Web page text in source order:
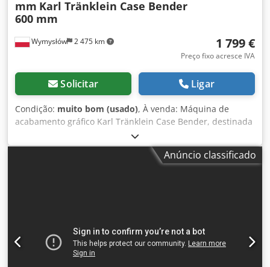
Wymysłów 2 475 km
mm Karl Tränklein Case Bender
600 mm
1 799 €
Preço fixo acresce IVA
Solicitar Ligar
Condição: muito bom (usado), À venda: Máquina de
acabamento gráfico Karl Tränklein Case Bender, destinada
à formação e curvatura dos lombos de capas de livros em
capa dura. O equipamento confere às capas o raio
adequado, garantindo ajuste perfeito ao miolo do livro. A
Largura de trabalho: aprox. 600 mm Regulação da pressão
dos rolos Construção estável em ferro fundido
Acionamento elétrico Mesa de trabalho Estado: usada
Anúncio classificado